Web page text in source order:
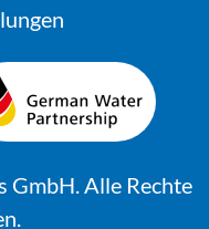
GmbH. Alle Rechte